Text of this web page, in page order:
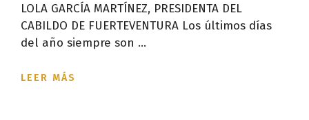
LOLA GARCÍA MARTÍNEZ, PRESIDENTA DEL
CABILDO DE FUERTEVENTURA Los últimos días
del año siempre son ...
LEER MÁS